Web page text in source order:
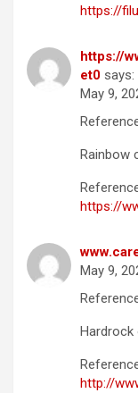
https://
https://
et0 says:
May 9,
Rainbow
https://
May 9,
Hardrock
http://